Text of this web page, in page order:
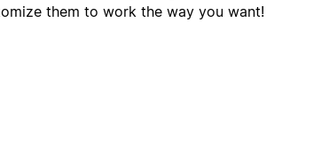
them to work the way you want!